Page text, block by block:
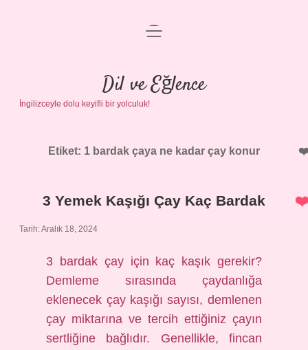
Anasayfa
Gizlilik Politikası
Yasal Uyarı
menüyü
Dil ve Eğlence
İngilizceyle dolu keyifli bir yolculuk!
Etiket: 1 bardak çaya ne kadar çay konur
3 Yemek Kaşığı Çay Kaç Bardak
Tarih: Aralık 18, 2024
3 bardak çay için kaç kaşık gerekir?
Demleme sırasında çaydanlığa
eklenecek çay kaşığı sayısı, demlenen
çay miktarına ve tercih ettiğiniz çayın
sertliğine bağlıdır. Genellikle, fincan